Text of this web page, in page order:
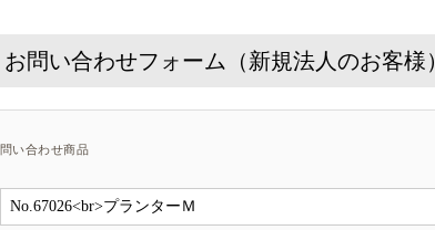
お問い合わせフォーム（新規法人のお客様）
問い合わせ商品